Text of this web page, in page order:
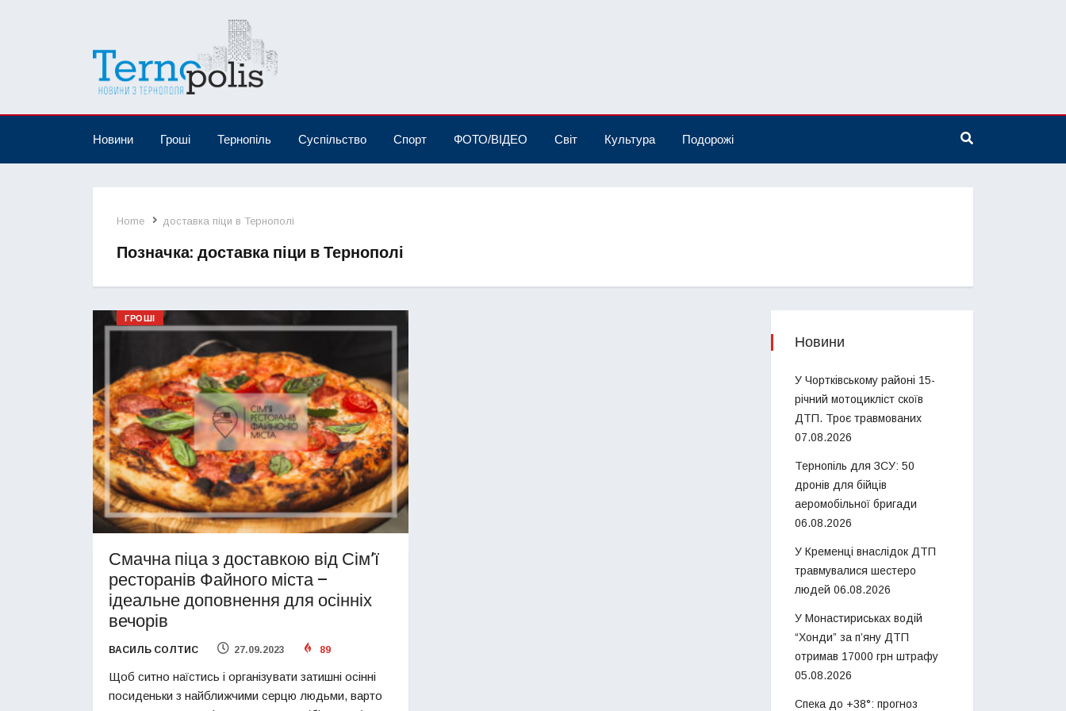
Новини Гроші Тернопіль Суспільство Спорт ФОТО/ВІДЕО Світ Культура Подорожі
Home доставка піци в Тернополі
Позначка: доставка піци в Тернополі
ГРОШІ
Смачна піца з доставкою від Сім’ї
ресторанів Файного міста –
ідеальне доповнення для осінніх
вечорів
ВАСИЛЬ СОЛТИС 27.09.2023 89
Щоб ситно наїстись і організувати затишні осінні
посиденьки з найближчими серцю людьми, варто
Новини
У Чортківському районі 15-
річний мотоцикліст скоїв
ДТП. Троє травмованих
07.08.2026
Тернопіль для ЗСУ: 50
дронів для бійців
аеромобільної бригади
06.08.2026
У Кременці внаслідок ДТП
травмувалися шестеро
людей 06.08.2026
У Монастириськах водій
“Хонди” за п’яну ДТП
отримав 17000 грн штрафу
05.08.2026
Спека до +38°: прогноз